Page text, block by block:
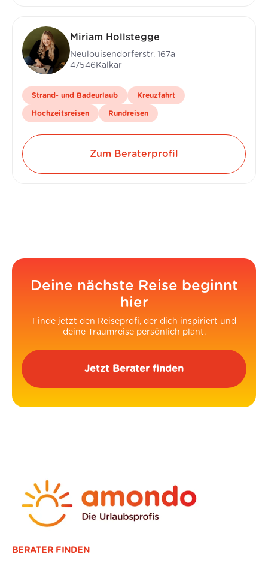
Miriam Hollstegge
Neulouisendorferstr. 167a
47546 Kalkar
Strand- und Badeurlaub Kreuzfahrt
Hochzeitsreisen Rundreisen
Zum Beraterprofil
Deine nächste Reise beginnt
hier
Finde jetzt den Reiseprofi, der dich inspiriert und
deine Traumreise persönlich plant.
Jetzt Berater finden
BERATER FINDEN